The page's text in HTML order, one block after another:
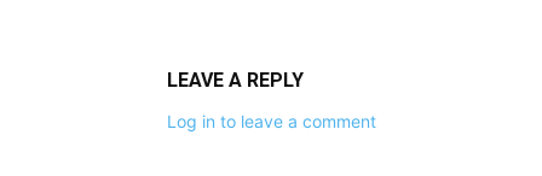
LEAVE A REPLY
Log in to leave a comment